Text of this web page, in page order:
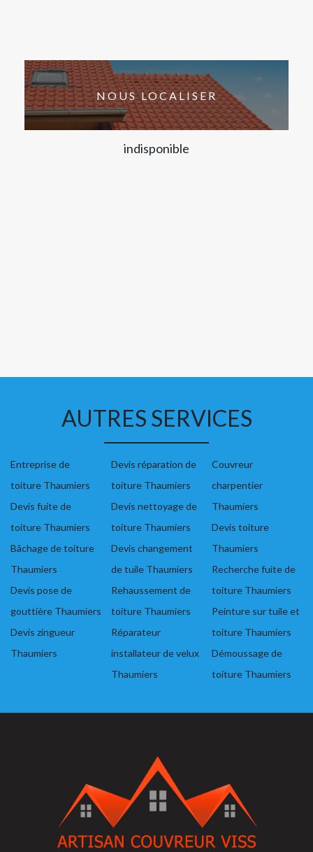
NOUS LOCALISER
indisponible
AUTRES SERVICES
Entreprise de
toiture Thaumiers
Devis fuite de
toiture Thaumiers
Bâchage de toiture
Thaumiers
Devis pose de
gouttière Thaumiers
Devis zingueur
Thaumiers
Devis réparation de
toiture Thaumiers
Devis nettoyage de
toiture Thaumiers
Devis changement
de tuile Thaumiers
Rehaussement de
toiture Thaumiers
Réparateur
installateur de velux
Thaumiers
Couvreur
charpentier
Thaumiers
Devis toiture
Thaumiers
Recherche fuite de
toiture Thaumiers
Peinture sur tuile et
toiture Thaumiers
Démoussage de
toiture Thaumiers